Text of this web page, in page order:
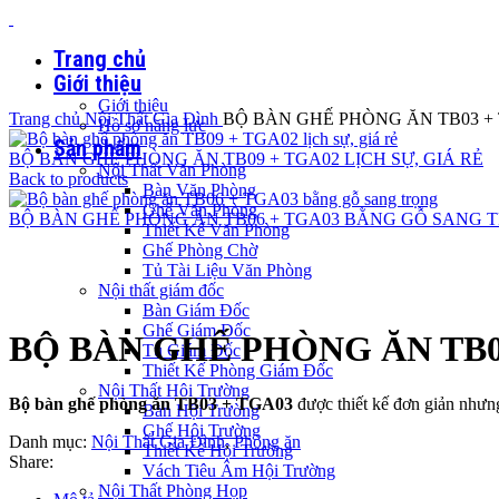
Trang chủ
Giới thiệu
Giới thiệu
Hồ sơ năng lực
Sản phẩm
Nội Thất Văn Phòng
Bàn Văn Phòng
Ghế Văn Phòng
Thiết Kế Văn Phòng
Ghế Phòng Chờ
Tủ Tài Liệu Văn Phòng
Nội thất giám đốc
Bàn Giám Đốc
Ghế Giám Đốc
Tủ Giám Đốc
Thiết Kế Phòng Giám Đốc
Nội Thất Hội Trường
Bàn Hội Trường
Ghế Hội Trường
Thiết Kế Hội Trường
Vách Tiêu Âm Hội Trường
Nội Thất Phòng Họp
Trang chủNội Thất Gia Đình BỘ BÀN GHẾ PHÒNG ĂN TB03
BỘ BÀN GHẾ PHÒNG ĂN TB09 + TGA02 LỊCH SỰ, GIÁ RẺ
Back to products
BỘ BÀN GHẾ PHÒNG ĂN TB06 + TGA03 BẰNG GỖ SANG
Click to enlarge
BỘ BÀN GHẾ PHÒNG ĂN
Bộ bàn ghế phòng ăn TB03 + TGA03 được thiết kế đơn giản
Danh mục: Nội Thất Gia Đình, Phòng ăn
Share: